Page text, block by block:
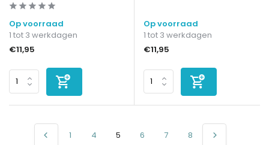
Op voorraad
1 tot 3 werkdagen
€11,95
Op voorraad
1 tot 3 werkdagen
€11,95
1 4 5 6 7 8